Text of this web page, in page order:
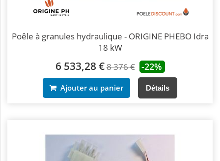
Poêle à granules hydraulique - ORIGINE PHEBO Idra
18 kW
6 533,28 €8 376 € -22%
Ajouter au panier Détails